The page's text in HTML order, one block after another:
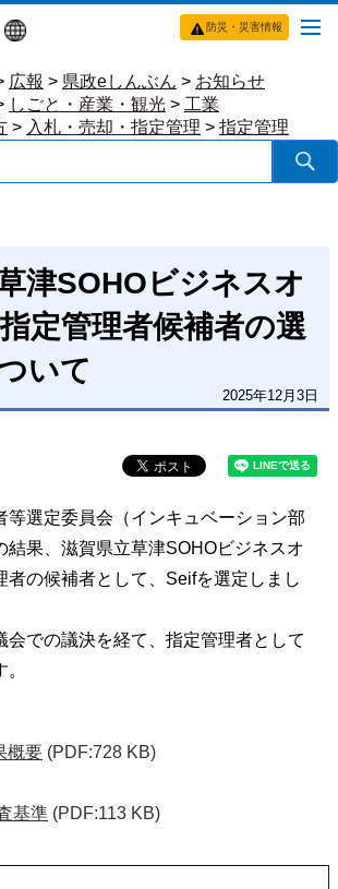
防災・災害情報
広報 > 県政eしんぶん > お知らせ
しごと・産業・観光 > 工業
> 入札・売却・指定管理 > 指定管理
津SOHOビジネスオ
定管理者候補者の選
いて
2025年12月3日
等選定委員会（インキュベーション部
結果、滋賀県立草津SOHOビジネスオ
者の候補者として、Seifを選定しまし
会での議決を経て、指定管理者として
概要 (PDF:728 KB)
基準 (PDF:113 KB)